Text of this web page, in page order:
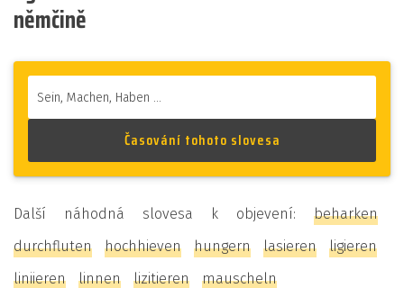
němčině
Další náhodná slovesa k objevení: beharken
durchfluten
hochhieven hungern lasieren
ligieren
liniieren
linnen lizitieren
mauscheln